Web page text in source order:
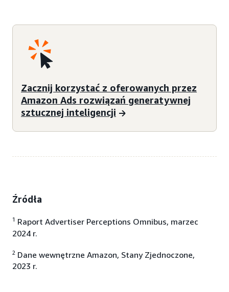
Zacznij korzystać z oferowanych przez
Amazon Ads rozwiązań generatywnej
sztucznej inteligencji
Źródła
1 Raport Advertiser Perceptions Omnibus, marzec
2024 r.
2 Dane wewnętrzne Amazon, Stany Zjednoczone,
2023 r.